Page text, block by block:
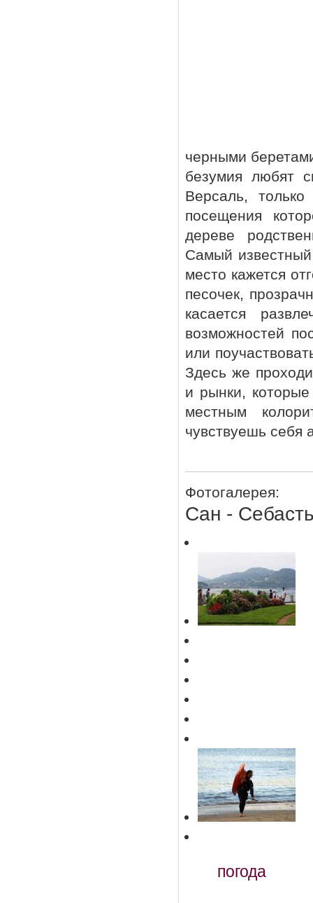
черными
безумия любят
Версаль,
посещения
дереве
Самый
место кажется
песочек,
касается
возможностей
или
Здесь же
и рынки,
местным
чувствуешь себя
Фотогалерея:
Сан -
погода